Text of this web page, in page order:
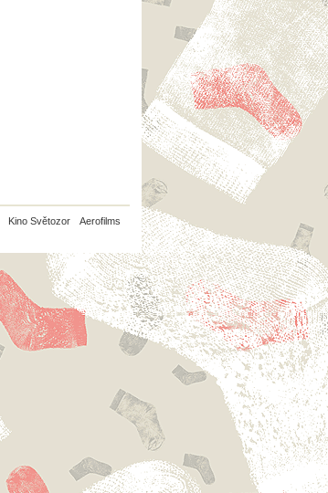
Kino Světozor Aerofilms